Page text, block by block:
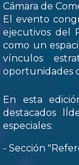
Cámara de
El evento
ejecutivos del
como un
vínculos
oportunidades
En esta
destacados
especiales:
- Sección